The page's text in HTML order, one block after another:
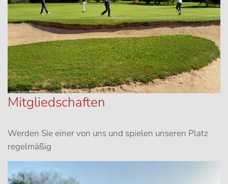
Mitgliedschaften
Werden Sie einer von uns und spielen unseren Platz
regelmäßig